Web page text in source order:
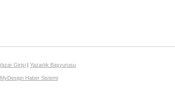
Girişi | Yazarlık Başvurusu
MyDesign Haber Sistemi